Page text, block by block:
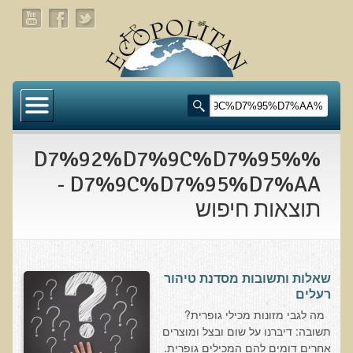
דף הבית
תעלומת שומן הדולפינים: מה גילינו כששתי קבוצות
בדיקת חוסרים ומתכות כבדות Socheck
הרצאה ב 28/11/25 טיפים מפתיעים ופשוטים לבריאות
מצבים קליניים ספציפיים
מהי רפואה פונקציונאלית טבעית?
%D7%92%D7%9C%D7%95%
D7%9C%D7%95%D7%AA -
תוצאות חיפוש
שאלות ותשובות מסדנת טיהור
רעלים
מה לגבי מזונות מכילי גופרית?
תשובה: דיברנו על שום ובצל ומוצרים
אחרים דומים להם המכילים גופרית.